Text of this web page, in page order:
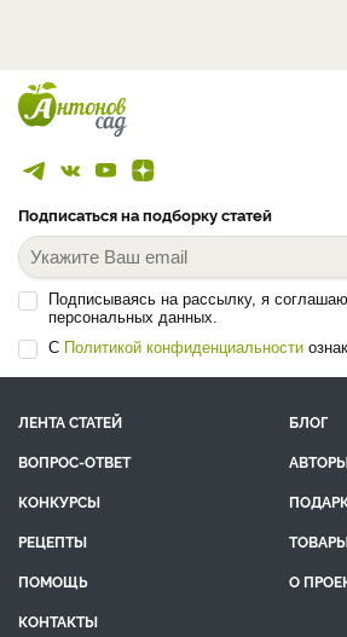
Подписаться на подборку статей
Подписываясь на рассылку, я
персональных данных.
С Политикой конфиденциальности
ЛЕНТА СТАТЕЙ
БЛОГ
ВОПРОС-ОТВЕТ
КОНКУРСЫ
РЕЦЕПТЫ
ПОМОЩЬ
О
КОНТАКТЫ